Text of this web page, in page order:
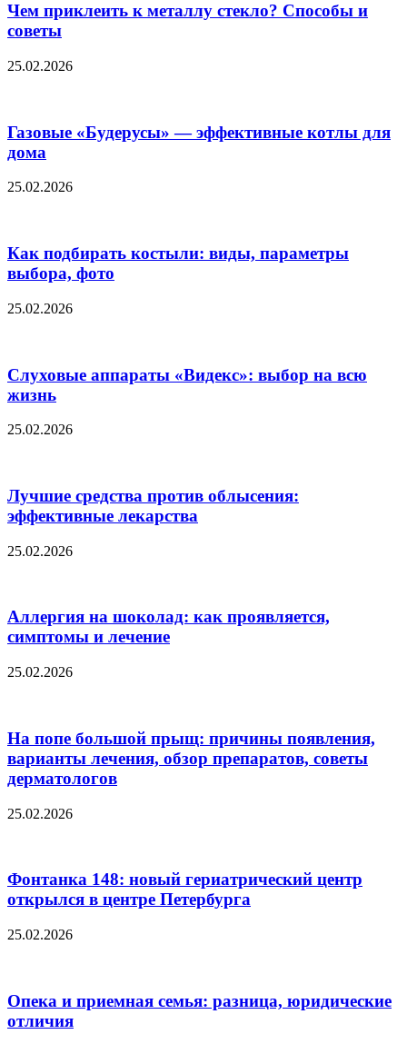
Чем приклеить к металлу стекло? Способы и
советы
25.02.2026
Газовые «Будерусы» — эффективные котлы для
дома
25.02.2026
Как подбирать костыли: виды, параметры
выбора, фото
25.02.2026
Слуховые аппараты «Видекс»: выбор на всю
жизнь
25.02.2026
Лучшие средства против облысения:
эффективные лекарства
25.02.2026
Аллергия на шоколад: как проявляется,
симптомы и лечение
25.02.2026
На попе большой прыщ: причины появления,
варианты лечения, обзор препаратов, советы
дерматологов
25.02.2026
Фонтанка 148: новый гериатрический центр
открылся в центре Петербурга
25.02.2026
Опека и приемная семья: разница, юридические
отличия